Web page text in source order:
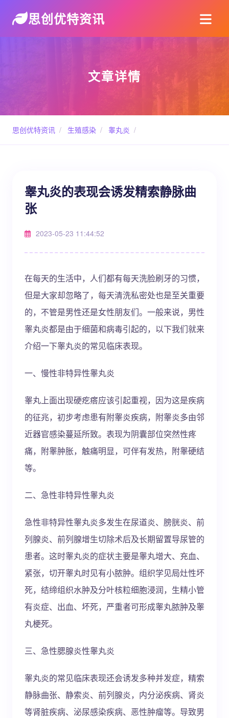
思创优特资讯
文章详情
思创优特资讯 / 生殖感染 / 睾丸炎 /
睾丸炎的表现会诱发精索静脉曲
张
2023-05-23 11:44:52
在每天的生活中，人们都有每天洗脸刷牙的习惯，
但是大家却忽略了，每天清洗私密处也是至关重要
的，不管是男性还是女性朋友们。一般来说，男性
睾丸炎都是由于细菌和病毒引起的，以下我们就来
介绍一下睾丸炎的常见临床表现。
一、慢性非特异性睾丸炎
睾丸上面出现硬疙瘩应该引起重视，因为这是疾病
的征兆，初步考虑患有附睾炎疾病，附睾炎多由邻
近器官感染蔓延所致。表现为阴囊部位突然性疼
痛，附睾肿胀，触痛明显，可伴有发热，附睾硬结
等。
二、急性非特异性睾丸炎
急性非特异性睾丸炎多发生在尿道炎、膀胱炎、前
列腺炎、前列腺增生切除术后及长期留置导尿管的
患者。这时睾丸炎的症状主要是睾丸增大、充血、
紧张，切开睾丸时见有小脓肿。组织学见局灶性坏
死，结缔组织水肿及分叶核粒细胞浸润，生精小管
有炎症、出血、坏死，严重者可形成睾丸脓肿及睾
丸梗死。
三、急性腮腺炎性睾丸炎
睾丸炎的常见临床表现还会诱发多种并发症，精索
静脉曲张、静索炎、前列腺炎，内分泌疾病、肾炎
等肾脏疾病、泌尿感染疾病、恶性肿瘤等。导致男